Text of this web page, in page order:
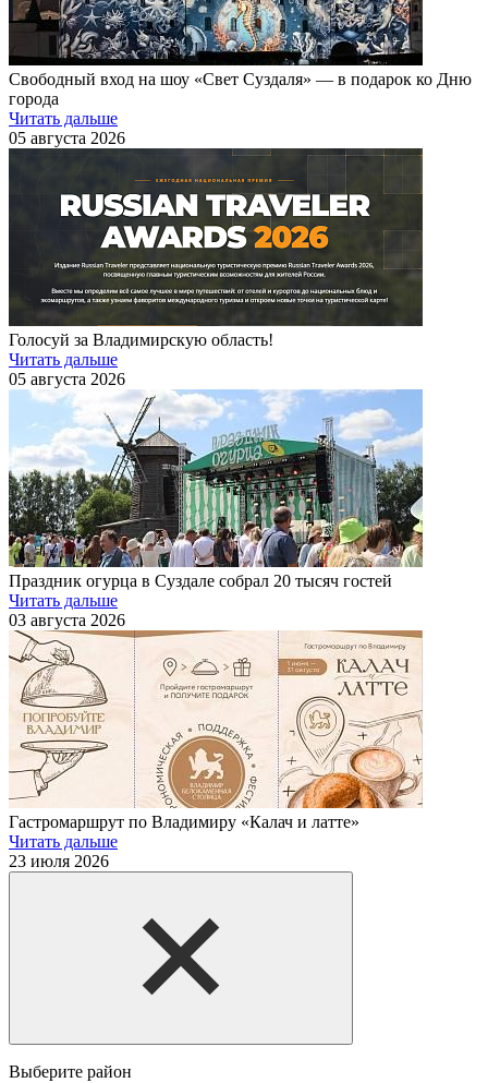
Свободный вход на шоу «Свет Суздаля» — в подарок ко Дню
города
Читать дальше
05 августа 2026
Голосуй за Владимирскую область!
Читать дальше
05 августа 2026
Праздник огурца в Суздале собрал 20 тысяч гостей
Читать дальше
03 августа 2026
Гастромаршрут по Владимиру «Калач и латте»
Читать дальше
23 июля 2026
Выберите район